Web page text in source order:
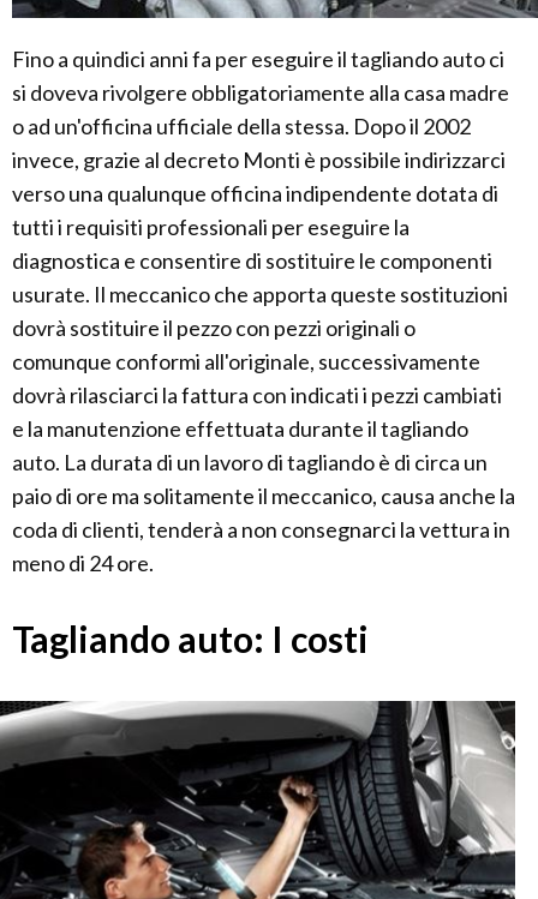
Fino a quindici anni fa per eseguire il tagliando auto ci
si doveva rivolgere obbligatoriamente alla casa madre
o ad un'officina ufficiale della stessa. Dopo il 2002
invece, grazie al decreto Monti è possibile indirizzarci
verso una qualunque officina indipendente dotata di
tutti i requisiti professionali per eseguire la
diagnostica e consentire di sostituire le componenti
usurate. Il meccanico che apporta queste sostituzioni
dovrà sostituire il pezzo con pezzi originali o
comunque conformi all'originale, successivamente
dovrà rilasciarci la fattura con indicati i pezzi cambiati
e la manutenzione effettuata durante il tagliando
auto. La durata di un lavoro di tagliando è di circa un
paio di ore ma solitamente il meccanico, causa anche la
coda di clienti, tenderà a non consegnarci la vettura in
meno di 24 ore.
Tagliando auto: I costi